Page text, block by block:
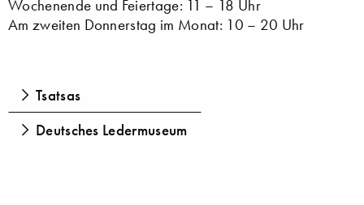
Wochenende und Feiertage: 11 – 18 Uhr
Am zweiten Donnerstag im Monat: 10 – 20 Uhr
Tsatsas
Deutsches Ledermuseum